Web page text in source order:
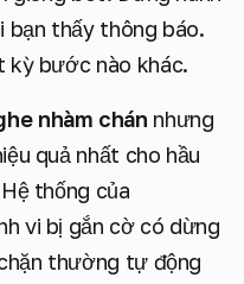
bạn thấy thông báo.
kỳ bước nào khác.
nhàm chán nhưng
quả nhất cho hầu
thống của
vi bị gắn cờ có dừng
thường tự động